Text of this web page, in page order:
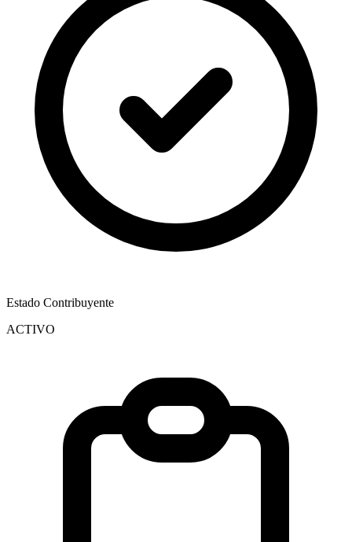
Estado Contribuyente
ACTIVO